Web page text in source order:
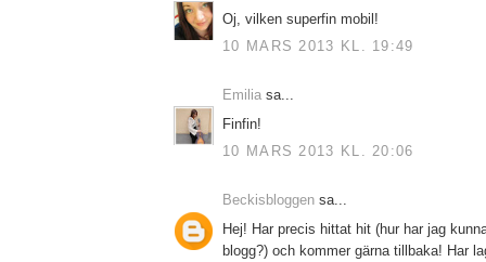
Oj, vilken superfin mobil!
10 MARS 2013 KL. 19:49
Emilia sa...
Finfin!
10 MARS 2013 KL. 20:06
Beckisbloggen sa...
Hej! Har precis hittat hit (hur har jag
blogg?) och kommer gärna tillbaka! Har